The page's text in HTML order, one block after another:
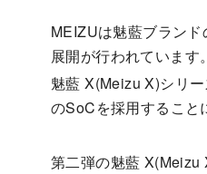
MEIZUは魅藍ブラン
展開が行われています。
魅藍 X(Meizu X)シリ
のSoCを採用すること
第二弾の魅藍 X(Meizu